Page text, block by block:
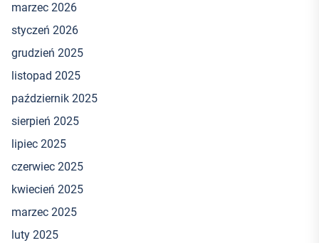
marzec 2026
styczeń 2026
grudzień 2025
listopad 2025
październik 2025
sierpień 2025
lipiec 2025
czerwiec 2025
kwiecień 2025
marzec 2025
luty 2025